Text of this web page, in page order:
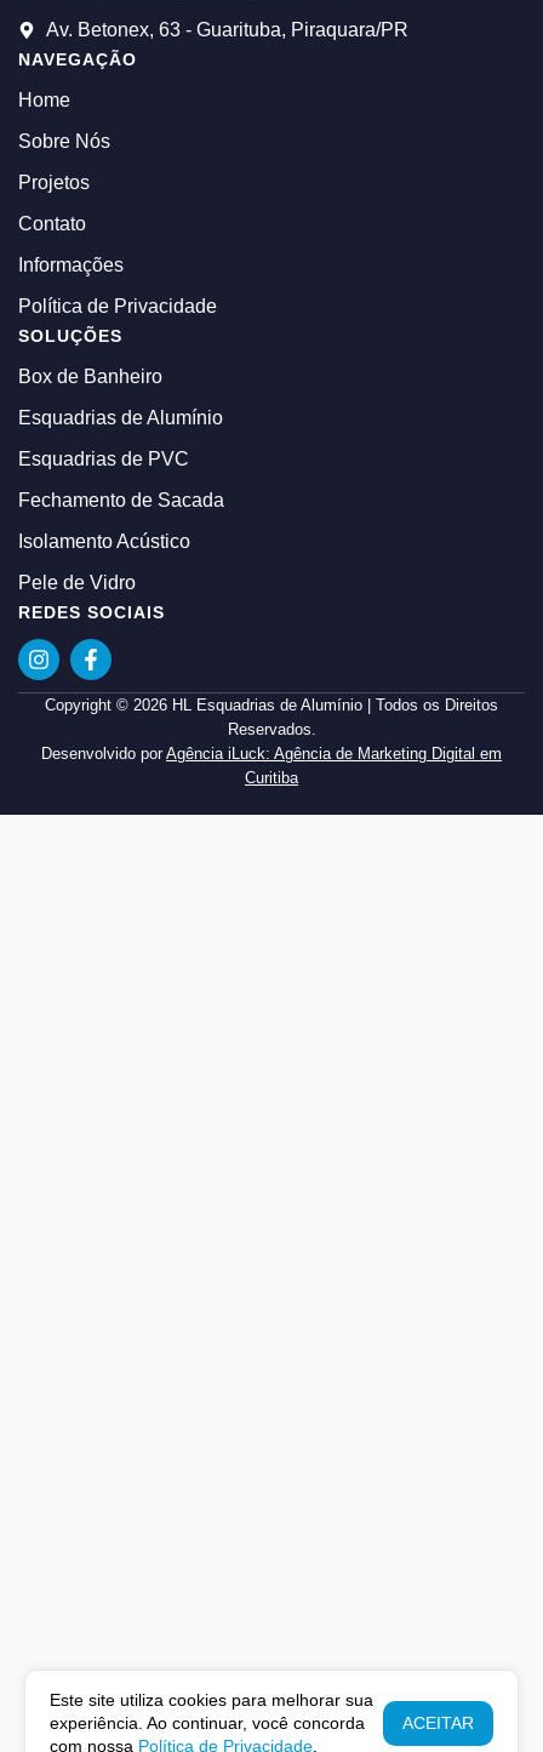
Av. Betonex, 63 - Guarituba, Piraquara/PR
NAVEGAÇÃO
Home
Sobre Nós
Projetos
Contato
Informações
Política de Privacidade
SOLUÇÕES
Box de Banheiro
Esquadrias de Alumínio
Esquadrias de PVC
Fechamento de Sacada
Isolamento Acústico
Pele de Vidro
REDES SOCIAIS
Copyright © 2026 HL Esquadrias de Alumínio | Todos os Direitos
Reservados.
Desenvolvido por Agência iLuck: Agência de Marketing Digital em
Curitiba
Este site utiliza cookies para melhorar sua
experiência. Ao continuar, você concorda
com nossa Política de Privacidade
ACEITAR